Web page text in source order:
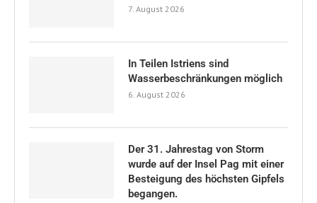
7. August 2026
In Teilen Istriens sind
Wasserbeschränkungen möglich
6. August 2026
Der 31. Jahrestag von Storm
wurde auf der Insel Pag mit einer
Besteigung des höchsten Gipfels
begangen.